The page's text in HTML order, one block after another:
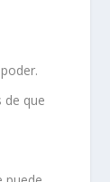
de que